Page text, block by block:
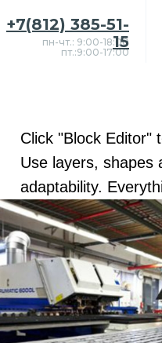
пн-чт.: 9:00-18:00
пт.:9:00-17:00
+7(812) 385-51-
15
Click "Block Editor"
Use layers, shapes
adaptability.